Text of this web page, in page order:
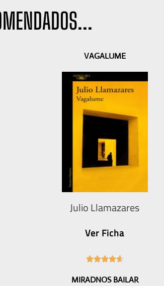
VAGALUME
Julio Llamazares
Ver Ficha
4
6
MIRADNOS BAILAR